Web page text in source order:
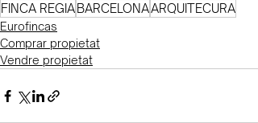
FINCA REGIABARCELONAARQUITECURA
Eurofincas
Comprar propietat
Vendre propietat